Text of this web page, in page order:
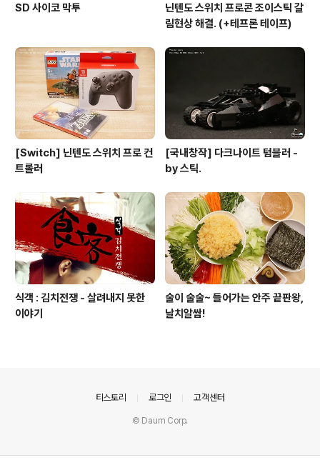
SD 사이코 막투
닌텐도 스위치 프로콘 조이스틱 갈
림현상 해결. (+테프론 테이프)
[Switch] 닌텐도 스위치 프로 컨
트롤러
[국내창작] 다크나이트 텀블러 -
by 스틱.
식객 : 김치전쟁 - 살려내지 못한
이야기
술이 술술~ 들어가는 안주 끝판왕,
날치알쌈!
티스토리 로그인 고객센터
© Daum Corp.